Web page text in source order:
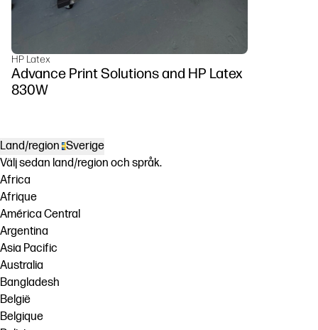
HP Latex
Advance Print Solutions and HP Latex
830W
Land/region Sverige
Välj sedan land/region och språk.
Africa
Afrique
América Central
Argentina
Asia Pacific
Australia
Bangladesh
België
Belgique